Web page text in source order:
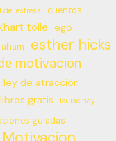
del estress cuentos
tolle ego
esther hicks
motivacion
ley de atraccion
libros gratis louise hay
guiadas